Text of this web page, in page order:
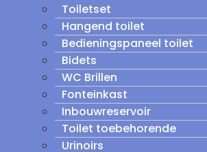
Toiletset
Hangend toilet
Bedieningspaneel toilet
Bidets
WC Brillen
Fonteinkast
Inbouwreservoir
Toilet toebehorende
Urinoirs